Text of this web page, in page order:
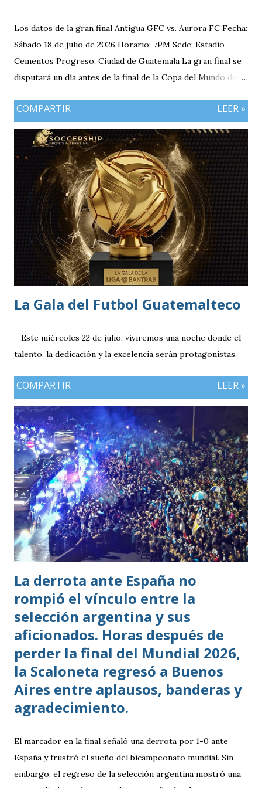
Los datos de la gran final Antigua GFC vs. Aurora FC Fecha:
Sábado 18 de julio de 2026 Horario: 7PM Sede: Estadio
Cementos Progreso, Ciudad de Guatemala La gran final se
disputará un día antes de la final de la Copa del Mundo de la
especialmente futbolera para los aficionados
guatemaltecos. Antigua GFC llega al partido como el
equipo más regular del torneo tras g
COMPARTIR LEER »
La Gala del Futbol Guatemalteco
Este miércoles 22 de julio, viviremos una noche donde el
talento, la dedicación y la excelencia serán protagonistas.
COMPARTIR LEER »
La derrota ante España no
rompió el vínculo entre la
selección argentina y sus
aficionados. Horas después de
perder la final del Mundial 2026,
la Scaloneta regresó a Buenos
Aires entre aplausos, banderas y
agradecimiento.
El marcador en la final señaló una derrota por 1-0 ante
España y frustró el sueño del bicampeonato mundial. Sin
embargo, el regreso de la selección argentina mostró una